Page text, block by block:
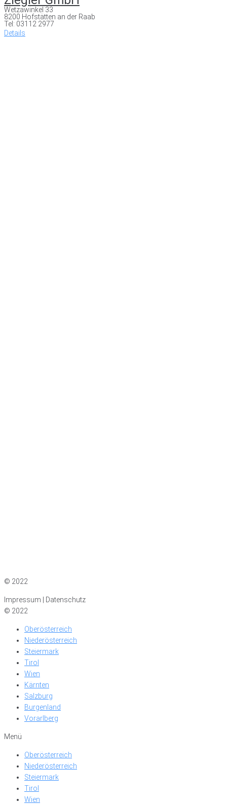
Wetzawinkel 33
8200 Hofstätten an der Raab
Tel: 03112 2977
Details
© 2022
Impressum | Datenschutz
© 2022
Oberösterreich
Niederösterreich
Steiermark
Tirol
Wien
Kärnten
Salzburg
Burgenland
Vorarlberg
Menü
Oberösterreich
Niederösterreich
Steiermark
Tirol
Wien